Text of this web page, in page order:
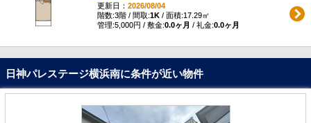
更新日： 2026/08/04
階数:3階 / 間取:1K/ 面積:17.29㎡
管理:5,000円 / 敷金:0.0ヶ月 / 礼金:0.0ヶ月
日神パレステージ横浜南に条件が近い物件